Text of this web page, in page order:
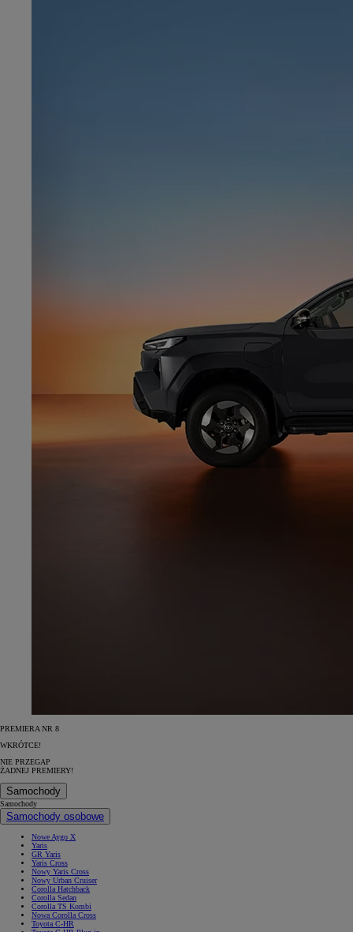
PREMIERA NR 8
WKRÓTCE!
NIE PRZEGAP
ŻADNEJ PREMIERY!
Samochody
Samochody
Samochody osobowe
Nowe Aygo X
Yaris
GR Yaris
Yaris Cross
Nowy Yaris Cross
Nowy Urban Cruiser
Corolla Hatchback
Corolla Sedan
Corolla TS Kombi
Nowa Corolla Cross
Toyota C-HR